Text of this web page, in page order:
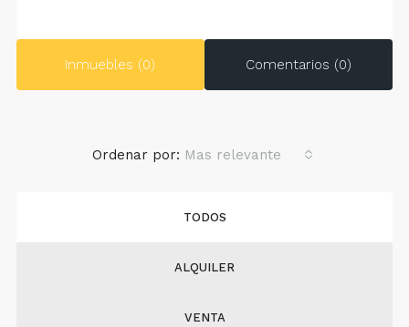
Inmuebles (0) Comentarios (0)
TODOS
ALQUILER
VENTA
Ordenar por: Mas relevante